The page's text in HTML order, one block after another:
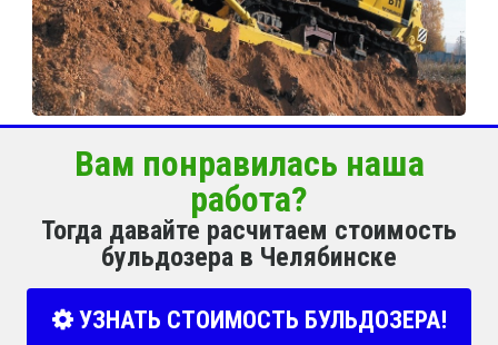
Вам понравилась наша
работа?
Тогда давайте расчитаем стоимость
бульдозера в Челябинске
УЗНАТЬ СТОИМОСТЬ БУЛЬДОЗЕРА!